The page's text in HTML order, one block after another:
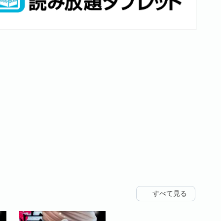
すべて見る